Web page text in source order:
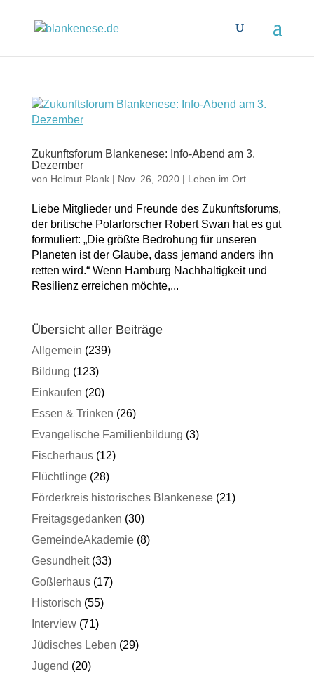
Zukunftsforum Blankenese: Info-Abend am 3.
Dezember
von Helmut Plank| Nov. 26, 2020| Leben im Ort
Liebe Mitglieder und Freunde des Zukunftsforums,
der britische Polarforscher Robert Swan hat es gut
formuliert: „Die größte Bedrohung für unseren
Planeten ist der Glaube, dass jemand anders ihn
retten wird.“ Wenn Hamburg Nachhaltigkeit und
Resilienz erreichen möchte,...
Übersicht aller Beiträge
Allgemein (239)
Bildung (123)
Einkaufen (20)
Essen & Trinken (26)
Evangelische Familienbildung (3)
Fischerhaus(12)
Flüchtlinge(28)
Förderkreis historisches Blankenese(21)
Freitagsgedanken (30)
GemeindeAkademie(8)
Gesundheit(33)
Goßlerhaus(17)
Historisch (55)
Interview(71)
Jüdisches Leben (29)
Jugend (20)